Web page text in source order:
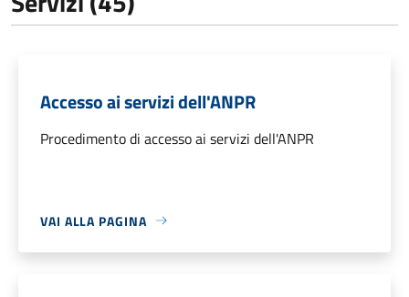
Accesso ai servizi dell'ANPR
Procedimento di accesso ai servizi dell'ANPR
VAI ALLA PAGINA